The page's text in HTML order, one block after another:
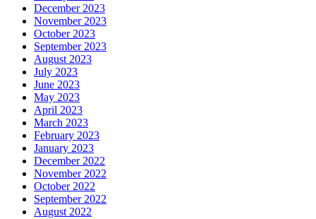
December 2023
November 2023
October 2023
September 2023
August 2023
July 2023
June 2023
May 2023
April 2023
March 2023
February 2023
January 2023
December 2022
November 2022
October 2022
September 2022
August 2022